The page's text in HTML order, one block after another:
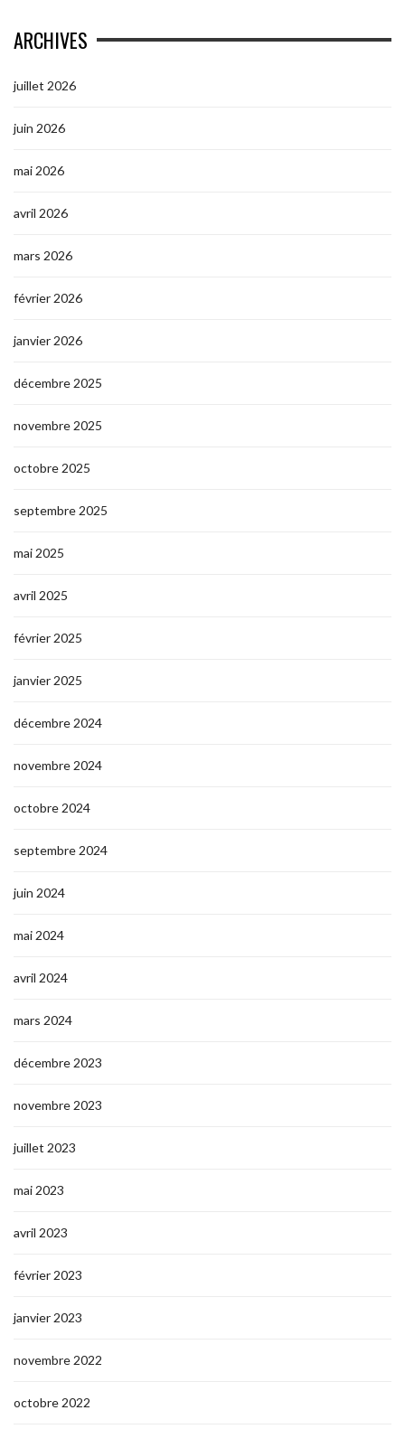
ARCHIVES
juillet 2026
juin 2026
mai 2026
avril 2026
mars 2026
février 2026
janvier 2026
décembre 2025
novembre 2025
octobre 2025
septembre 2025
mai 2025
avril 2025
février 2025
janvier 2025
décembre 2024
novembre 2024
octobre 2024
septembre 2024
juin 2024
mai 2024
avril 2024
mars 2024
décembre 2023
novembre 2023
juillet 2023
mai 2023
avril 2023
février 2023
janvier 2023
novembre 2022
octobre 2022